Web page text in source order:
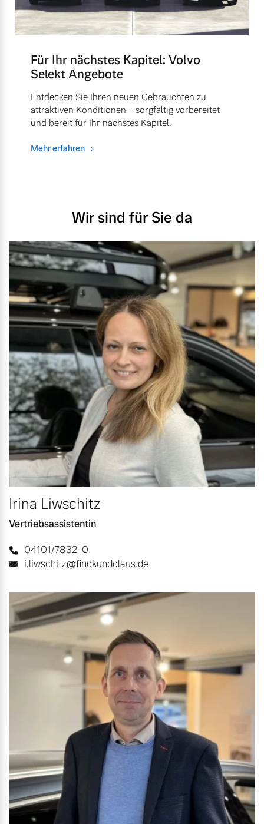
Für Ihr nächstes Kapitel: Volvo
Selekt Angebote
Entdecken Sie Ihren neuen Gebrauchten zu
attraktiven Konditionen - sorgfältig vorbereitet
und bereit für Ihr nächstes Kapitel.
Mehr erfahren
Wir sind für Sie da
Irina Liwschitz
Vertriebsassistentin
04101/7832-0
i.liwschitz@finckundclaus.de